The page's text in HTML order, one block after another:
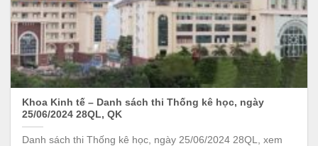
Khoa Kinh tế – Danh sách thi Thống kê học, ngày
25/06/2024 28QL, QK
Danh sách thi Thống kê học, ngày 25/06/2024 28QL, xem